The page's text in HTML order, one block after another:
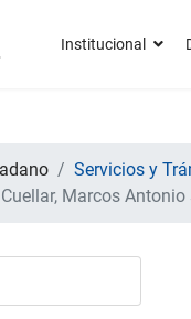
Institucional
Servicios y
Marcos